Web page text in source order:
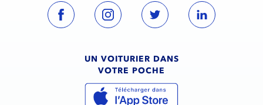
UN VOITURIER DANS
VOTRE POCHE